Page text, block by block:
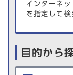
インターネ
を指定して検
目的から